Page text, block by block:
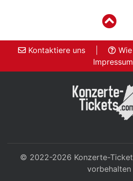
Kontaktiere uns Wie
Impressum
© 2022-2026 Konzerte-
vorbehalten